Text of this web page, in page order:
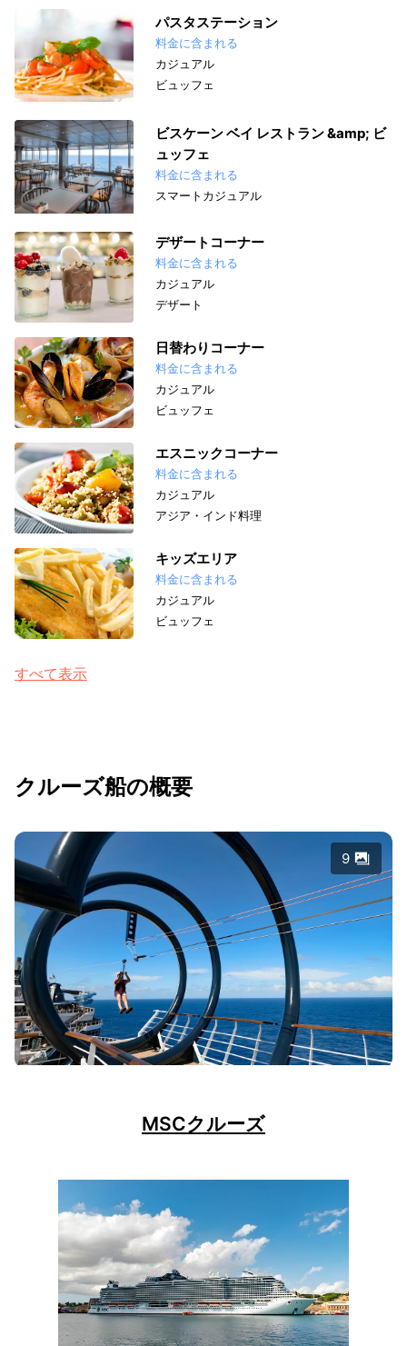
パスタステーション
料金に含まれる
カジュアル
ビュッフェ
ビスケーン ベイ レストラン &amp; ビ
ュッフェ
料金に含まれる
スマートカジュアル
デザートコーナー
料金に含まれる
カジュアル
デザート
日替わりコーナー
料金に含まれる
カジュアル
ビュッフェ
エスニックコーナー
料金に含まれる
カジュアル
アジア・インド料理
キッズエリア
料金に含まれる
カジュアル
ビュッフェ
すべて表示
クルーズ船の概要
9
MSCクルーズ